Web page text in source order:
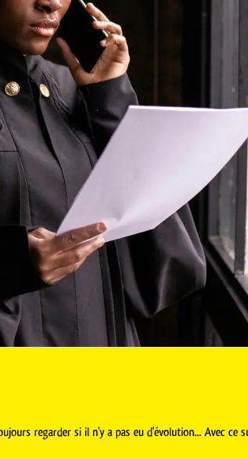
regarder si il n'y a pas eu d'évolution... Avec ce